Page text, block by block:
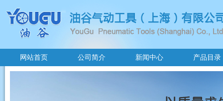
网站首页 公司简介 新闻中心 产品目录